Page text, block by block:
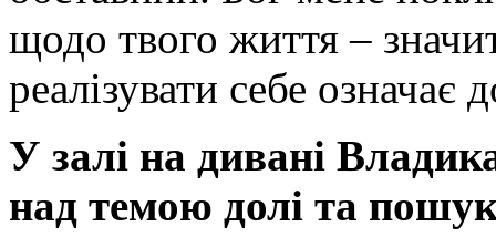
щодо твого життя –
реалізувати себе
У залі на дивані
над темою долі та